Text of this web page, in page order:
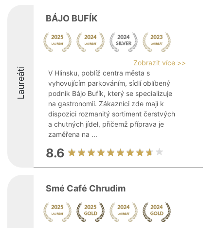
Laureáti
BÁJO BUFÍK
Zobrazit více >>
V Hlinsku, poblíž centra města s
vyhovujícím parkováním, sídlí oblíbený
podnik Bájo Bufík, který se specializuje
na gastronomii. Zákazníci zde mají k
dispozici rozmanitý sortiment čerstvých
a chutných jídel, přičemž příprava je
zaměřena na ...
8.6
Smé Café Chrudim